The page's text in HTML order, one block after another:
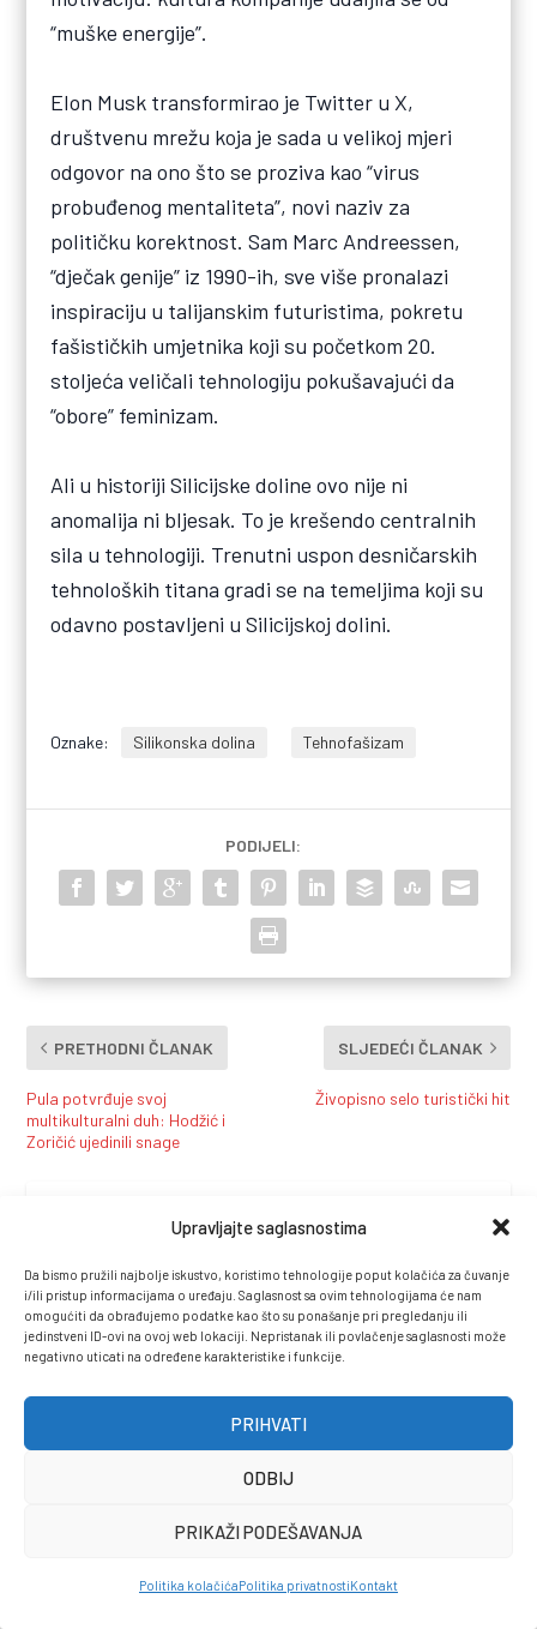
Upravljajte saglasnostima
Da bismo pružili najbolje iskustvo, koristimo tehnologije poput kolačića za čuvanje
i/ili pristup informacijama o uređaju. Saglasnost sa ovim tehnologijama će nam
omogućiti da obrađujemo podatke kao što su ponašanje pri pregledanju ili
jedinstveni ID-ovi na ovoj web lokaciji. Nepristanak ili povlačenje saglasnosti može
negativno uticati na određene karakteristike i funkcije.
PRIHVATI
ODBIJ
PRIKAŽI PODEŠAVANJA
Politika kolačićaPolitika privatnostiKontakt
“muške energije”.
Elon Musk transformirao je Twitter u X,
društvenu mrežu koja je sada u velikoj mjeri
odgovor na ono što se proziva kao “virus
probuđenog mentaliteta”, novi naziv za
političku korektnost. Sam Marc Andreessen,
“dječak genije” iz 1990-ih, sve više pronalazi
inspiraciju u talijanskim futuristima, pokretu
fašističkih umjetnika koji su početkom 20.
stoljeća veličali tehnologiju pokušavajući da
“obore” feminizam.
Ali u historiji Silicijske doline ovo nije ni
anomalija ni bljesak. To je krešendo centralnih
sila u tehnologiji. Trenutni uspon desničarskih
tehnoloških titana gradi se na temeljima koji su
odavno postavljeni u Silicijskoj dolini.
Oznake: Silikonska dolina Tehnofašizam
PODIJELI:
PRETHODNI ČLANAK
Pula potvrđuje svoj
multikulturalni duh: Hodžić i
Zoričić ujedinili snage
SLJEDEĆI ČLANAK
Živopisno selo turistički hit
Redakcija Bosna
Pogledajte sve članke ovog autora
PROČITAJTE I...